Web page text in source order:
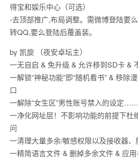
得宝和娱乐中心（可选）
-去顶部推广,布局调整。需微博登陆要
转QQ,要么登陆后覆盖装。
by 凯旋 （夜安卓坛主）
一无自启 & 免升级 & 允许移到SD卡 &
一解锁“神秘功能”即“随机看书” & 移除
口
一解除“女生区”男性账号禁入的设定
一净化网址层！不影响功能的前提下杜
问
一清理大量多余/敏感权限以及接收器
一精简语言文件 & 删掉多余文件 & 应